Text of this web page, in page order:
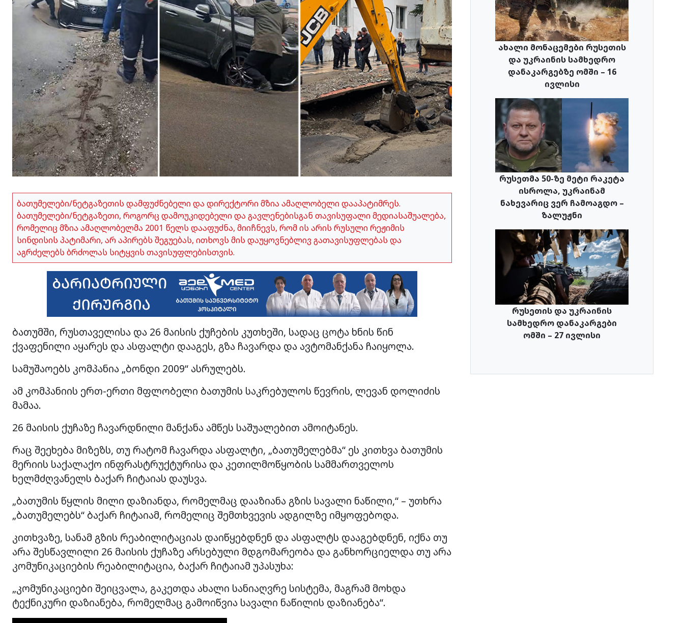
ბათუმელები/ნეტგაზეთის დამფუძნებელი და დირექტორი მზია ამაღლობელი დააპატიმრეს.
ბათუმელები/ნეტგაზეთი, როგორც დამოუკიდებელი და გავლენებისგან თავისუფალი მედიასაშუალება,
რომელიც მზია ამაღლობელმა 2001 წელს დააფუძნა, მიიჩნევს, რომ ის არის რუსული რეჟიმის
სინდისის პატიმარი, არ აპირებს შეგუებას, ითხოვს მის დაუყოვნებლივ გათავისუფლებას და
აგრძელებს ბრძოლას სიტყვის თავისუფლებისთვის.
ბათუმში, რუსთაველისა და 26 მაისის ქუჩების კუთხეში, სადაც ცოტა ხნის წინ
ქვაფენილი აყარეს და ასფალტი დააგეს, გზა ჩავარდა და ავტომანქანა ჩაიყოლა.
სამუშაოებს კომპანია „ბონდი 2009“ ასრულებს.
ამ კომპანიის ერთ-ერთი მფლობელი ბათუმის საკრებულოს წევრის, ლევან დოლიძის
მამაა.
26 მაისის ქუჩაზე ჩავარდნილი მანქანა ამწეს საშუალებით ამოიტანეს.
რაც შეეხება მიზეზს, თუ რატომ ჩავარდა ასფალტი, „ბათუმელებმა“ ეს კითხვა ბათუმის
მერიის საქალაქო ინფრასტრუქტურისა და კეთილმოწყობის სამმართველოს
ხელმძღვანელს ბაქარ ჩიტაიას დაუსვა.
„ბათუმის წყლის მილი დაზიანდა, რომელმაც დააზიანა გზის სავალი ნაწილი,“ – უთხრა
„ბათუმელებს“ ბაქარ ჩიტაიამ, რომელიც შემთხვევის ადგილზე იმყოფებოდა.
კითხვაზე, სანამ გზის რეაბილიტაციას დაიწყებდნენ და ასფალტს დააგებდნენ, იქნა თუ
არა შესწავლილი 26 მაისის ქუჩაზე არსებული მდგომარეობა და განხორციელდა თუ არა
კომუნიკაციების რეაბილიტაცია, ბაქარ ჩიტაიამ უპასუხა:
„კომუნიკაციები შეიცვალა, გაკეთდა ახალი სანიაღვრე სისტემა, მაგრამ მოხდა
ტექნიკური დაზიანება, რომელმაც გამოიწვია სავალი ნაწილის დაზიანება“.
ახალი მონაცემები რუსეთის
და უკრაინის სამხედრო
დანაკარგებზე ომში – 16
ივლისი
რუსეთმა 50-ზე მეტი რაკეტა
ისროლა, უკრაინამ
ნახევარიც ვერ ჩამოაგდო –
ზალუჟნი
რუსეთის და უკრაინის
სამხედრო დანაკარგები
ომში – 27 ივლისი